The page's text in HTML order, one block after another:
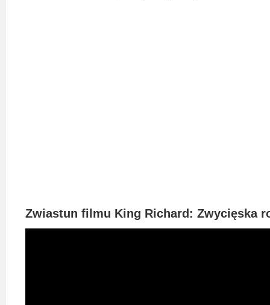
2017
Zwiastun filmu King Richard: Zwycięska